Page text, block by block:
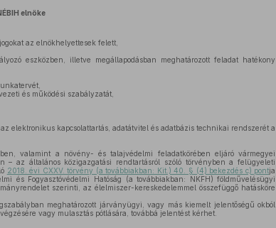
elnöke
az elnökhelyettesek felett,
eszközben, illetve megállapodásban meghatározott feladat hatékony
és működési szabályzatát,
elektronikus kapcsolattartás, adatátvitel és adatbázis technikai rendszerét a
valamint a növény- és talajvédelmi feladatkörében eljáró vármegyei
– az általános közigazgatási rendtartásról szóló törvényben a felügyeleti
2018. évi CXXV. törvény (a továbbiakban: Kit.) 40. § (4) bekezdés c) pontja
és Fogyasztóvédelmi Hatóság (a továbbiakban: NKFH) földművelésügyi
szerinti, az élelmiszer-kereskedelemmel összefüggő hatásköre
meghatározott járványügyi, vagy más kiemelt jelentőségű okból
vagy mulasztás pótlására, továbbá jelentést kérhet.